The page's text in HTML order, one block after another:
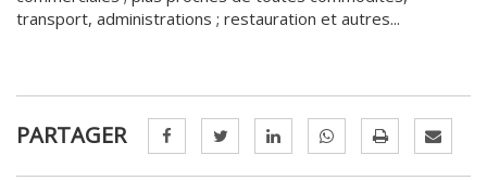
transport, administrations ; restauration et autres...
PARTAGER